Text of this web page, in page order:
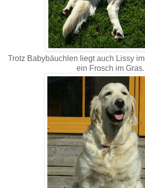
Trotz Babybäuchlen liegt auch Lissy
ein Frosch im Gras.